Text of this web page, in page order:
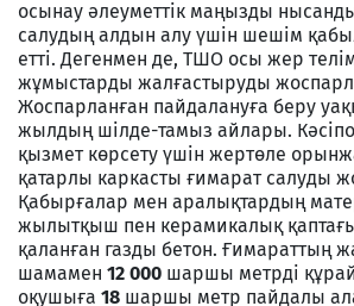
осынау әлеуметтік маңызды
салудың алдын алу үшін шешім
етті. Дегенмен де, ТШО осы жер
жұмыстарды жалғастыруды
Жоспарланған пайдалануға беру
жылдың шілде-тамыз айлары.
қызмет көрсету үшін жертөле
қатарлы каркасты ғимарат салуды
Қабырғалар мен аралықтардың
жылытқыш пен керамикалық
қаланған газды бетон. Ғимараттың
шамамен 12 000 шаршы метрді
оқушыға 18 шаршы метр пайдалы